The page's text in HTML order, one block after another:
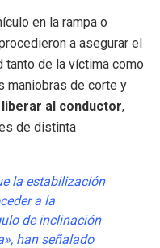
en la rampa o
a asegurar el
tanto de la víctima como
maniobras de corte y
liberar al conductor,
de distinta
la estabilización
a la
de inclinación
han señalado